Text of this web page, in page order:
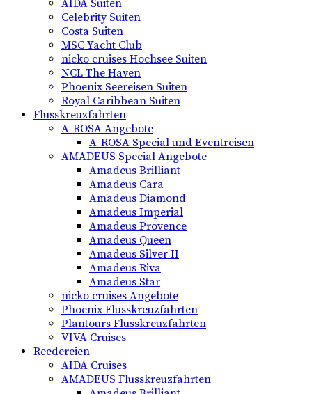
AIDA Suiten
Celebrity Suiten
Costa Suiten
MSC Yacht Club
nicko cruises Hochsee Suiten
NCL The Haven
Phoenix Seereisen Suiten
Royal Caribbean Suiten
Flusskreuzfahrten
A-ROSA Angebote
A-ROSA Special und Eventreisen
AMADEUS Special Angebote
Amadeus Brilliant
Amadeus Cara
Amadeus Diamond
Amadeus Imperial
Amadeus Provence
Amadeus Queen
Amadeus Silver II
Amadeus Riva
Amadeus Star
nicko cruises Angebote
Phoenix Flusskreuzfahrten
Plantours Flusskreuzfahrten
VIVA Cruises
Reedereien
AIDA Cruises
AMADEUS Flusskreuzfahrten